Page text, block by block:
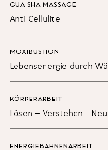
GUA SHA MASSAGE
Anti Cellulite
MOXIBUSTION
Lebensenergie durch
KÖRPERARBEIT
Lösen – Verstehen -
ENERGIEBAHNENARBEIT